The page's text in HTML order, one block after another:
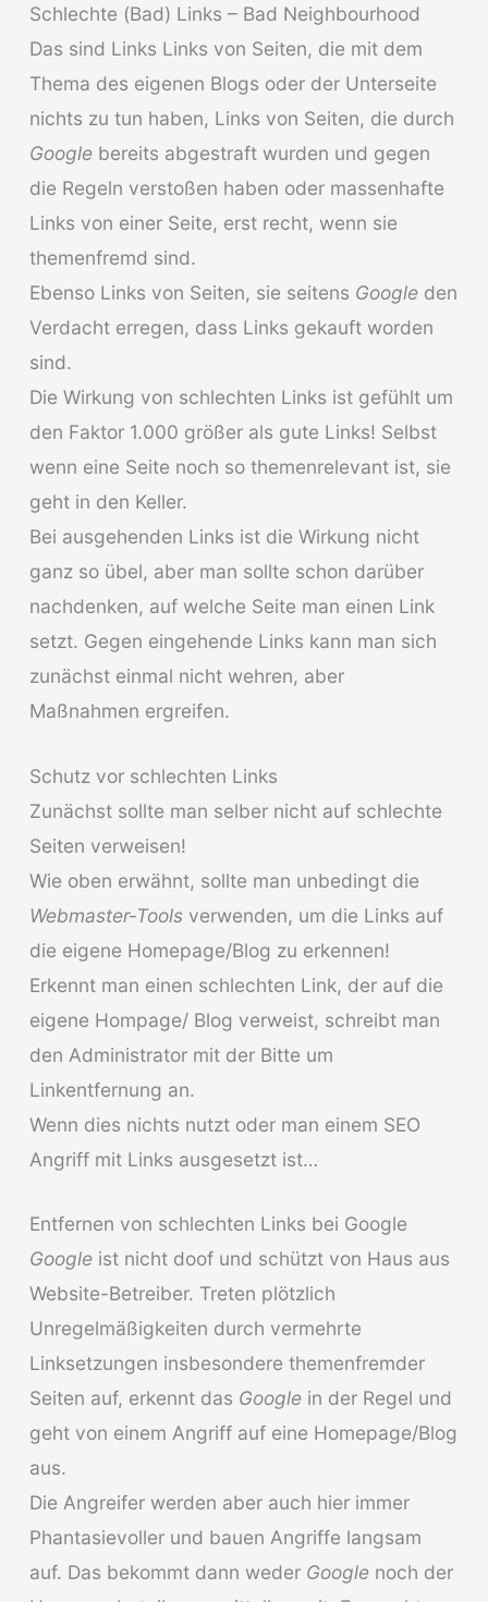
Schlechte (Bad) Links – Bad Neighbourhood
Das sind Links Links von Seiten, die mit dem
Thema des eigenen Blogs oder der Unterseite
nichts zu tun haben, Links von Seiten, die durch
Googlebereits abgestraft wurden und gegen
die Regeln verstoßen haben oder massenhafte
Links von einer Seite, erst recht, wenn sie
themenfremd sind.
Ebenso Links von Seiten, sie seitens Googleden
Verdacht erregen, dass Links gekauft worden
sind.
Die Wirkung von schlechten Links ist gefühlt um
den Faktor 1.000 größer als gute Links! Selbst
wenn eine Seite noch so themenrelevant ist, sie
geht in den Keller.
Bei ausgehenden Links ist die Wirkung nicht
ganz so übel, aber man sollte schon darüber
nachdenken, auf welche Seite man einen Link
setzt. Gegen eingehende Links kann man sich
zunächst einmal nicht wehren, aber
Maßnahmen ergreifen.
Schutz vor schlechten Links
Zunächst sollte man selber nicht auf schlechte
Seiten verweisen!
Wie oben erwähnt, sollte man unbedingt die
Webmaster-Toolsverwenden, um die Links auf
die eigene Homepage/Blog zu erkennen!
Erkennt man einen schlechten Link, der auf die
eigene Hompage/ Blog verweist, schreibt man
den Administrator mit der Bitte um
Linkentfernung an.
Wenn dies nichts nutzt oder man einem SEO
Angriff mit Links ausgesetzt ist…
Entfernen von schlechten Links bei Google
Googleist nicht doof und schützt von Haus aus
Website-Betreiber. Treten plötzlich
Unregelmäßigkeiten durch vermehrte
Linksetzungen insbesondere themenfremder
Seiten auf, erkennt das Googlein der Regel und
geht von einem Angriff auf eine Homepage/Blog
aus.
Die Angreifer werden aber auch hier immer
Phantasievoller und bauen Angriffe langsam
auf. Das bekommt dann weder Googlenoch der